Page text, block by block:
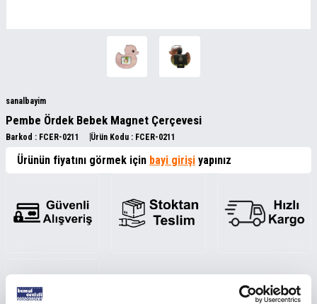
sanalbayim
Pembe Ördek Bebek Magnet Çerçevesi
Barkod : FCER-0211 Ürün Kodu : FCER-0211
Ürünün fiyatını görmek için bayi girişi yapınız